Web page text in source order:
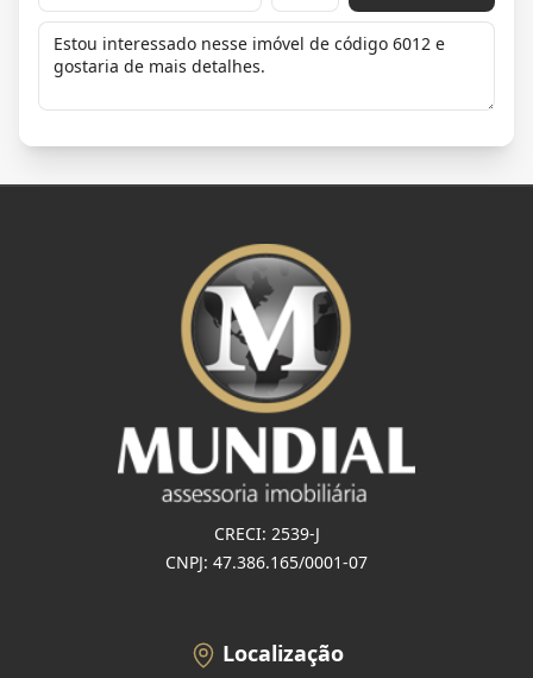
CRECI: 2539-J
CNPJ: 47.386.165/0001-07
Localização